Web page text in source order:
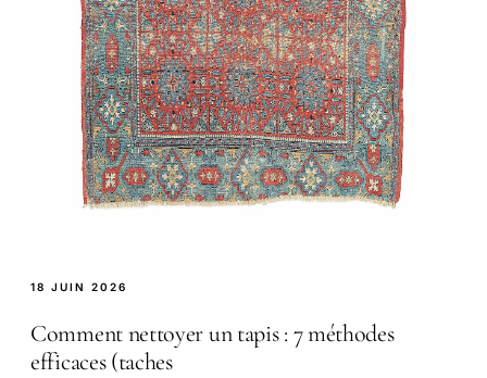
18 JUIN 2026
Comment nettoyer un tapis : 7 méthodes
efficaces (taches